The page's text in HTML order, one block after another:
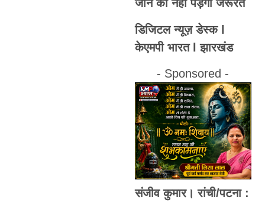
जाने की नहीं पड़ेगी जरूरत
डिजिटल न्यूज़ डेस्क l
केएमपी भारत l झारखंड
- Sponsored -
संजीव कुमार। रांची/पटना :